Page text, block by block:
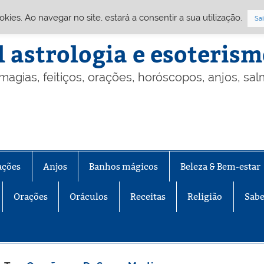
astrologia e
feitiços, orações, horóscopos, anjos,
Anjos Banhos mágicos Beleza & Bem-estar
Orações Oráculos Receitas Religião
Ao navegar no site, estará a consentir a sua utilização.